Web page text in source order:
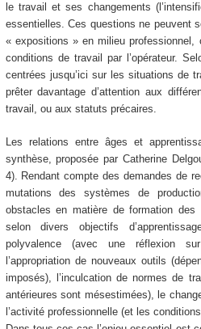
le travail et ses changements
essentielles. Ces questions ne peuvent
« expositions » en milieu professionnel,
conditions de travail par l’opérateur.
centrées jusqu’ici sur les situations de
prêter davantage d’attention aux
travail, ou aux statuts précaires.
Les relations entre âges et
synthèse, proposée par Catherine
4). Rendant compte des demandes de
mutations des systèmes de
obstacles en matière de formation
selon divers objectifs
polyvalence (avec une réflexion
l’appropriation de nouveaux outils
imposés), l’inculcation de normes de
antérieures sont mésestimées), le
l’activité professionnelle (et les